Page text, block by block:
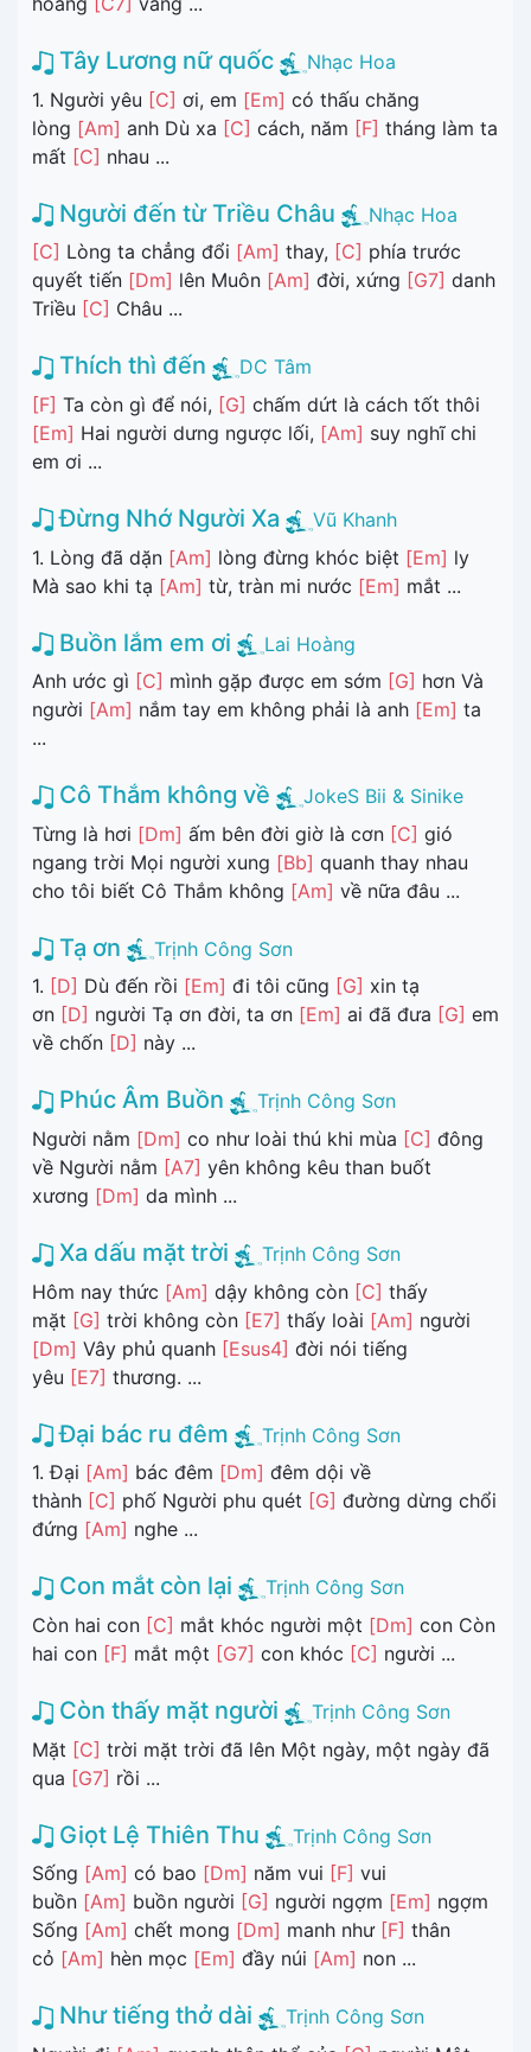
Tây Lương nữ quốc
Nhạc Hoa
1. Người yêu [C] ơi, em [Em] có thấu chăng
lòng [Am] anh Dù xa [C] cách, năm [F] tháng làm ta
mất [C] nhau ...
Người đến từ Triều Châu
Nhạc Hoa
[C] Lòng ta chẳng đổi [Am] thay, [C] phía trước
quyết tiến [Dm] lên Muôn [Am] đời, xứng [G7] danh
Triều [C] Châu ...
Thích thì đến
DC Tâm
[F] Ta còn gì để nói, [G] chấm dứt là cách tốt thôi
[Em] Hai người dưng ngược lối, [Am] suy nghĩ chi
em ơi ...
Đừng Nhớ Người Xa
Vũ Khanh
1. Lòng đã dặn [Am] lòng đừng khóc biệt [Em] ly
Mà sao khi tạ [Am] từ, tràn mi nước [Em] mắt ...
Buồn lắm em ơi
Lai Hoàng
Anh ước gì [C] mình gặp được em sớm [G] hơn Và
người [Am] nắm tay em không phải là anh [Em] ta
...
Cô Thắm không về
JokeS Bii & Sinike
Từng là hơi [Dm] ấm bên đời giờ là cơn [C] gió
ngang trời Mọi người xung [Bb] quanh thay nhau
cho tôi biết Cô Thắm không [Am] về nữa đâu ...
Tạ ơn
Trịnh Công Sơn
1. [D] Dù đến rồi [Em] đi tôi cũng [G] xin tạ
ơn [D] người Tạ ơn đời, ta ơn [Em] ai đã đưa [G] em
về chốn [D] này ...
Phúc Âm Buồn
Trịnh Công Sơn
Người nằm [Dm] co như loài thú khi mùa [C] đông
về Người nằm [A7] yên không kêu than buốt
xương [Dm] da mình ...
Xa dấu mặt trời
Trịnh Công Sơn
Hôm nay thức [Am] dậy không còn [C] thấy
mặt [G] trời không còn [E7] thấy loài [Am] người
[Dm] Vây phủ quanh [Esus4] đời nói tiếng
yêu [E7] thương. ...
Đại bác ru đêm
Trịnh Công Sơn
1. Đại [Am] bác đêm [Dm] đêm dội về
thành [C] phố Người phu quét [G] đường dừng chổi
đứng [Am] nghe ...
Con mắt còn lại
Trịnh Công Sơn
Còn hai con [C] mắt khóc người một [Dm] con Còn
hai con [F] mắt một [G7] con khóc [C] người ...
Còn thấy mặt người
Trịnh Công Sơn
Mặt [C] trời mặt trời đã lên Một ngày, một ngày đã
qua [G7] rồi ...
Giọt Lệ Thiên Thu
Trịnh Công Sơn
Sống [Am] có bao [Dm] năm vui [F] vui
buồn [Am] buồn người [G] người ngợm [Em] ngợm
Sống [Am] chết mong [Dm] manh như [F] thân
cỏ [Am] hèn mọc [Em] đầy núi [Am] non ...
Như tiếng thở dài
Trịnh Công Sơn